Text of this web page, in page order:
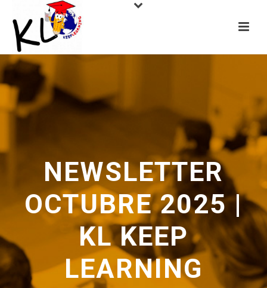
NEWSLETTER
OCTUBRE 2025 |
KL KEEP
LEARNING